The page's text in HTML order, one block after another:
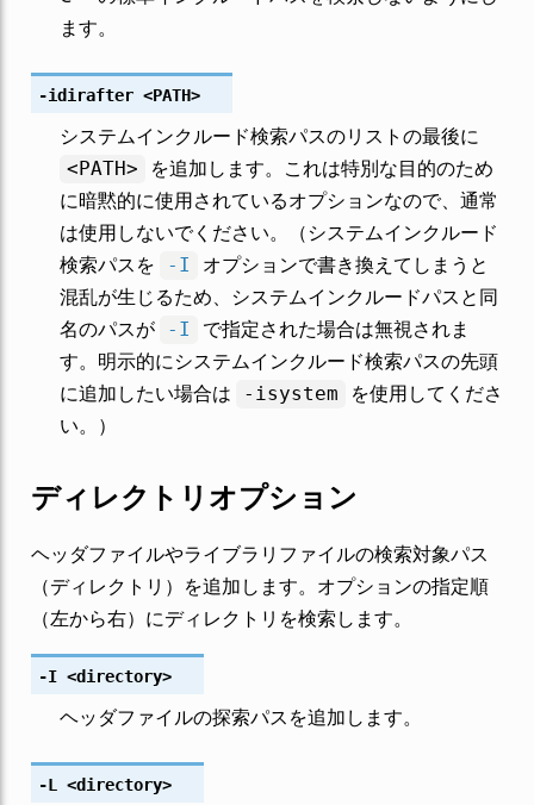
ます。
-idirafter <PATH>
システムインクルード検索パスのリストの最後に
<PATH>
を追加します。これは特別な目的のため
に暗黙的に使用されているオプションなので、通常
は使用しないでください。（システムインクルード
検索パスを
-I
オプションで書き換えてしまうと
混乱が生じるため、システムインクルードパスと同
名のパスが
-I
で指定された場合は無視されま
す。明示的にシステムインクルード検索パスの先頭
に追加したい場合は
-isystem
を使用してくださ
い。）
ディレクトリオプション
ヘッダファイルやライブラリファイルの検索対象パス
（ディレクトリ）を追加します。オプションの指定順
（左から右）にディレクトリを検索します。
-I <directory>
ヘッダファイルの探索パスを追加します。
-L <directory>